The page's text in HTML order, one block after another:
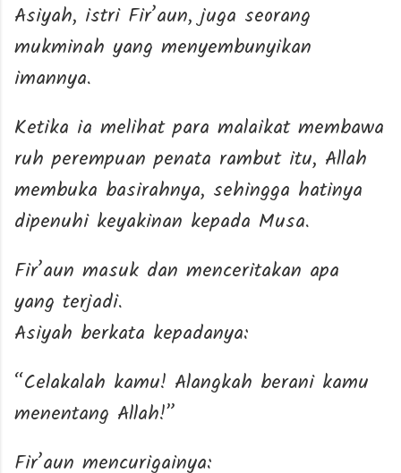
Asiyah, istri Fir’aun, juga seorang
mukminah yang menyembunyikan
imannya.
Ketika ia melihat para malaikat membawa
ruh perempuan penata rambut itu, Allah
membuka basirahnya, sehingga hatinya
dipenuhi keyakinan kepada Musa.
Fir’aun masuk dan menceritakan apa
yang terjadi.
Asiyah berkata kepadanya:
“Celakalah kamu! Alangkah berani kamu
menentang Allah!”
Fir’aun mencurigainya: